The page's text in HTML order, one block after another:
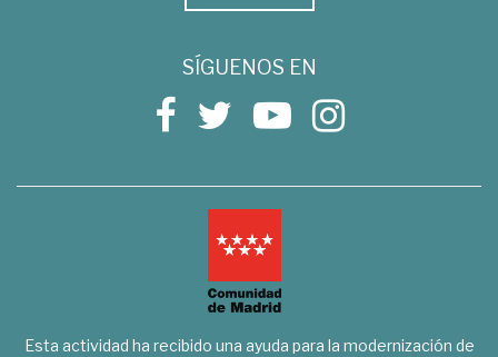
SÍGUENOS EN
Esta actividad ha recibido una ayuda para la modernización de